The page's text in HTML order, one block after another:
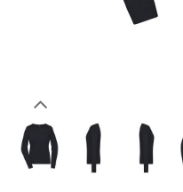
Sie möchten gerne für